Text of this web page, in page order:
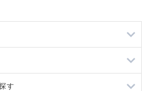
案件一覧
件の案件一覧
却物件の案件一覧
す